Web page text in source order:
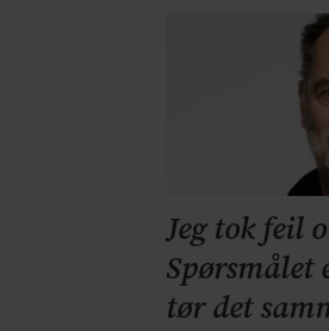
Jeg tok feil
Spørsmålet
tør det